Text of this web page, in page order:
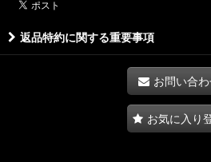
返品特約に関する重要事項
お問い合
お気に入り